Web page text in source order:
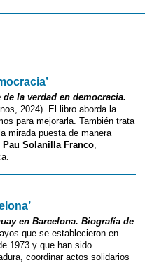
de la verdad en democracia.
2024). El libro aborda la
para mejorarla. También trata
mirada puesta de manera
Pau Solanilla Franco,
en Barcelona. Biografía de
que se establecieron en
1973 y que han sido
coordinar actos solidarios